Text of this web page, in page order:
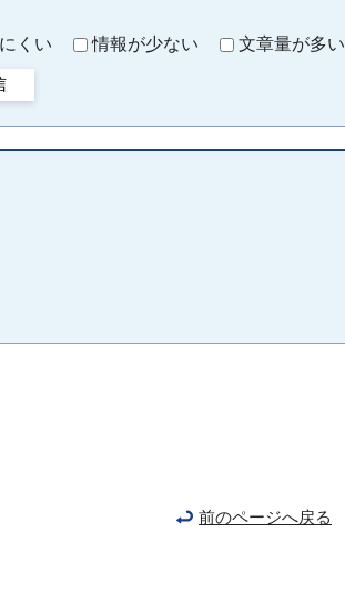
くい 情報が少ない 文章量が多い
前のページへ戻る